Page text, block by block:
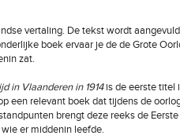
vertaling. De tekst wordt
boek ervaar je de de Grote
zat.
in Vlaanderen in 1914is de eerste titel
een relevant boek dat tijdens de
brengt deze reeks de Eerste
er middenin leefde.